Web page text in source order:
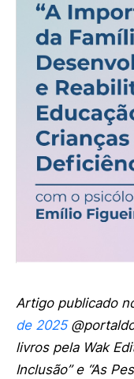
Artigo publicado
de 2025
livros pela Wak
Inclusão” e “As